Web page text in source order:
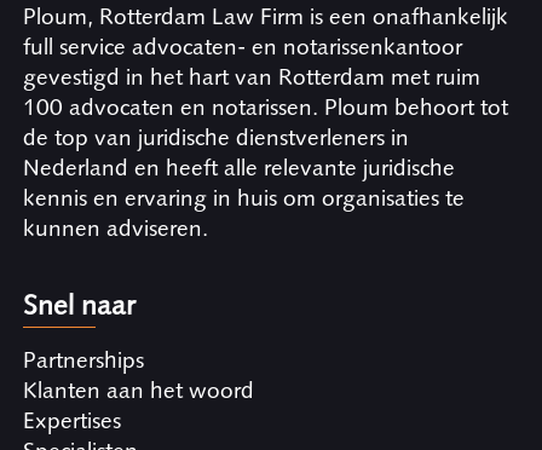
Ploum, Rotterdam Law Firm is een onafhankelijk
full service advocaten- en notarissenkantoor
gevestigd in het hart van Rotterdam met ruim
100 advocaten en notarissen. Ploum behoort tot
de top van juridische dienstverleners in
Nederland en heeft alle relevante juridische
kennis en ervaring in huis om organisaties te
kunnen adviseren.
Snel naar
Partnerships
Klanten aan het woord
Expertises